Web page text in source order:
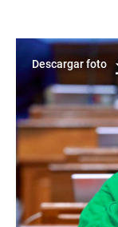
Descargar foto